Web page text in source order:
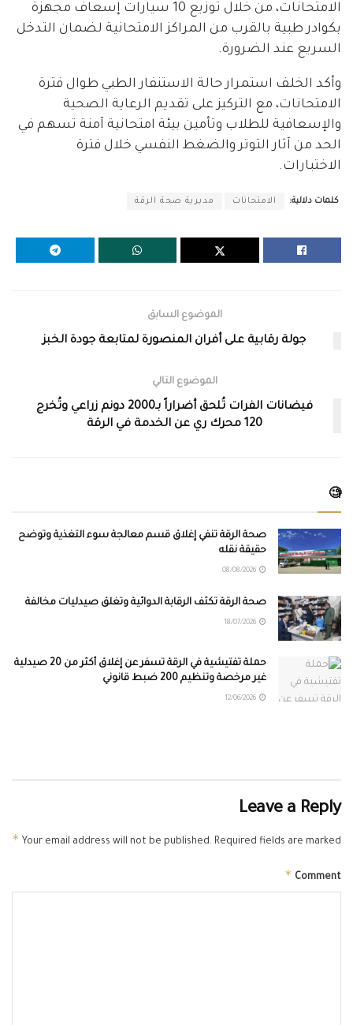
الامتحانات، من خلال توزيع 10 سيارات إسعاف مجهزة
بكوادر طبية بالقرب من المراكز الامتحانية لضمان التدخل
السريع عند الضرورة.
وأكد الخلف استمرار حالة الاستنفار الطبي طوال فترة
الامتحانات، مع التركيز على تقديم الرعاية الصحية
والإسعافية للطلاب وتأمين بيئة امتحانية آمنة تسهم في
الحد من آثار التوتر والضغط النفسي خلال فترة
الاختبارات.
كلمات دلالية: الامتحانات مديرية صحة الرقة
الموضوع السابق
جولة رقابية على أفران المنصورة لمتابعة جودة الخبز
الموضوع التالي
فيضانات الفرات تُلحق أضراراً بـ2000 دونم زراعي وتُخرج
120 محرك ري عن الخدمة في الرقة
🧐
صحة الرقة تنفي إغلاق قسم معالجة سوء التغذية وتوضح
حقيقة نقله
صحة الرقة تكثف الرقابة الدوائية وتغلق صيدليات مخالفة
حملة تفتيشية في الرقة تسفر عن إغلاق أكثر من 20 صيدلية
غير مرخصة وتنظيم 200 ضبط قانوني
Leave a Reply
Your email address will not be published. Required fields are marked
*
Comment
*